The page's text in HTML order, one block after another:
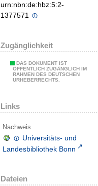
urn:nbn:de:hbz:5:2-
1377571
Zugänglichkeit
DAS DOKUMENT IST
ÖFFENTLICH ZUGÄNGLICH IM
RAHMEN DES DEUTSCHEN
URHEBERRECHTS.
Links
Nachweis
Universitäts- und
Landesbibliothek Bonn
Dateien